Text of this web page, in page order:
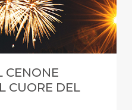
CENONE
CUORE DEL